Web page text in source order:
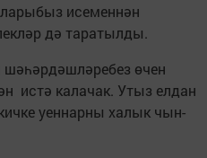
исеменнән
дә таратылды.
өчен
истә калачак. Утыз елдан
уеннарны халык чын-